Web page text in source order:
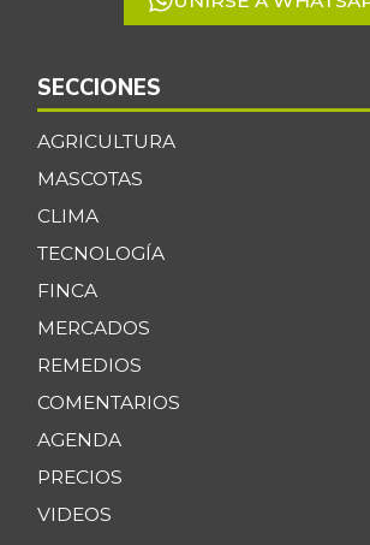
SECCIONES
AGRICULTURA
MASCOTAS
CLIMA
TECNOLOGÍA
FINCA
MERCADOS
REMEDIOS
COMENTARIOS
AGENDA
PRECIOS
VIDEOS